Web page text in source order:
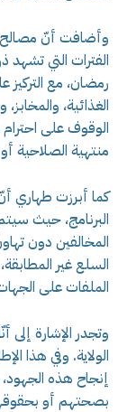
وأضافت أنّ مصالح
الفترات التي تشهد
رمضان، مع التركيز
الغذائية،
الوقوف على
منتهية الصلاحية
كما أبرزت طهاري
البرنامج، حيث
المخالفين دون
السلع غير
الملفات على
الولاية. وفي هذا
إنجاح هذه
بصحتهم أو